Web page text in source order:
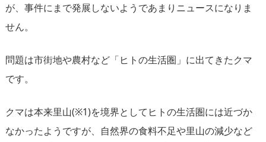
が、事件にまで発展しないようであまりニュースになりま
せん。
問題は市街地や農村など「ヒトの生活圏」に出てきたクマ
です。
クマは本来里山(※1)を境界としてヒトの生活圏には近づか
なかったようですが、自然界の食料不足や里山の減少など